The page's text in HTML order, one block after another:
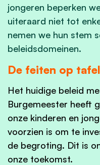
jongeren beperken
uiteraard niet tot
nemen we hun stem
beleidsdomeinen.
De feiten op tafel
Het huidige beleid
Burgemeester heeft
onze kinderen en
voorzien is om te
de begroting. Dit is
onze toekomst.